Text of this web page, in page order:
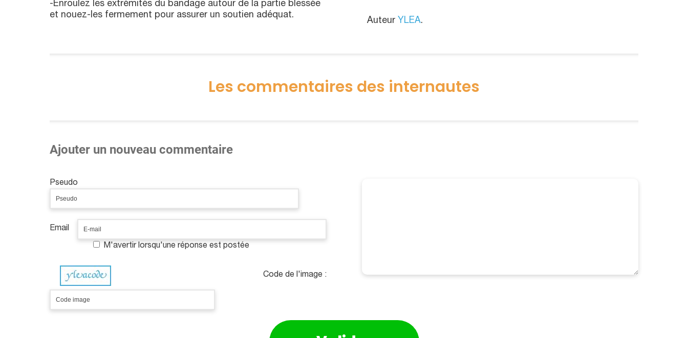
-Enroulez les extrémités du bandage autour de la partie blessée
et nouez-les fermement pour assurer un soutien adéquat.
Auteur YLEA.
Les commentaires des internautes
Ajouter un nouveau commentaire
Pseudo
Email
M'avertir lorsqu'une réponse est postée
Code de l'image :